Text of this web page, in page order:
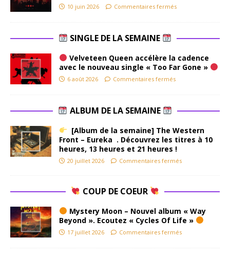
10 juin 2026 Commentaires fermés
SINGLE DE LA SEMAINE
Velveteen Queen accélère la cadence
avec le nouveau single « Too Far Gone »
6 août 2026 Commentaires fermés
ALBUM DE LA SEMAINE
[Album de la semaine] The Western
Front – Eureka . Découvrez les titres à 10
heures, 13 heures et 21 heures !
20 juillet 2026 Commentaires fermés
COUP DE COEUR
Mystery Moon – Nouvel album « Way
Beyond ». Ecoutez « Cycles Of Life »
17 juillet 2026 Commentaires fermés